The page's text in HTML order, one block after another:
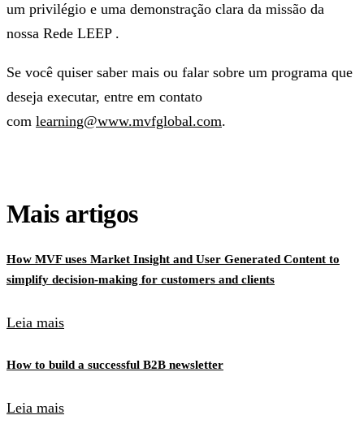
um privilégio e uma demonstração clara da missão da
nossa Rede LEEP .
Se você quiser saber mais ou falar sobre um programa que
deseja executar, entre em contato
com learning@www.mvfglobal.com.
Mais artigos
How MVF uses Market Insight and User Generated Content to
simplify decision-making for customers and clients
Leia mais
How to build a successful B2B newsletter
Leia mais